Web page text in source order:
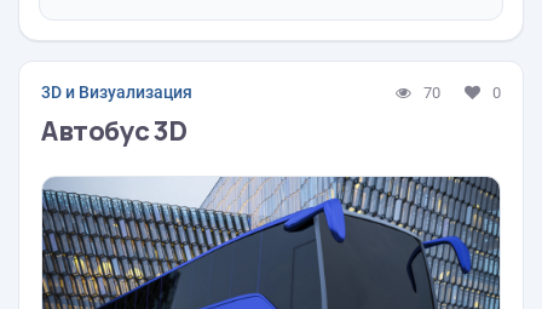
3D и Визуализация 70 0
Автобус 3D